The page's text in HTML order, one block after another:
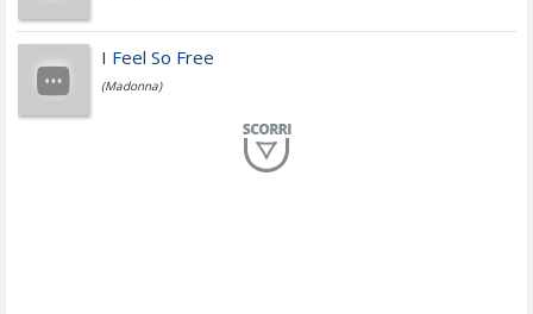
Simone Cristicchi
I Feel So Free
(Madonna)